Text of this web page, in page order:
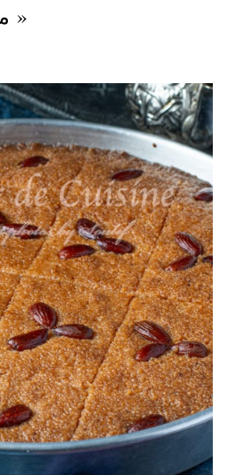
« مقروط الكوشة »